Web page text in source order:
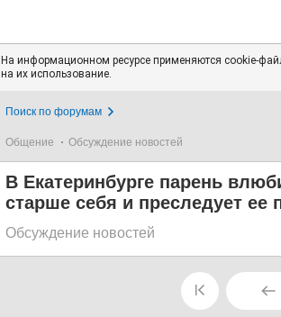
На информационном ресурсе применяются cookie-
на их использование.
Поиск по форумам
Общение Обсуждение новостей
В Екатеринбурге парень
старше себя и преследует ее
Обсуждение новостей